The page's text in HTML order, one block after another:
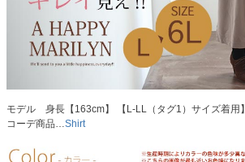
モデル 身長【163cm】 【L-LL（タグ1）サイズ着用】
コーデ商品…Shirt